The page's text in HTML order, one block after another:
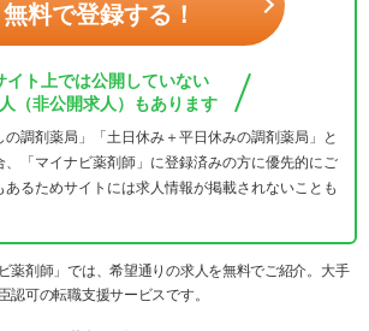
無料で登録する！
イト上では公開していない
（非公開求人）もあります
の調剤薬局」「土日休み＋平日休みの調剤薬局」と
、「マイナビ薬剤師」に登録済みの方に優先的にご
るためサイトには求人情報が掲載されないことも
薬剤師」では、希望通りの求人を無料でご紹介。大手
認可の転職支援サービスです。